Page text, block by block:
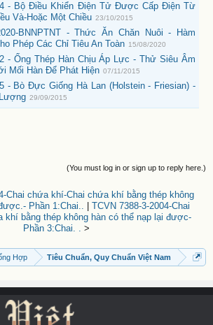
- Bộ Điều Khiển Điện Tử Được Cấp Điện Từ
Và-Hoặc Một Chiều 23/10/2015
BNNPTNT - Thức Ăn Chăn Nuôi - Hàm
Phép Các Chỉ Tiêu An Toàn 15/08/2020
- Ống Thép Hàn Chịu Áp Lực - Thử Siêu Âm
Mối Hàn Để Phát Hiện 07/11/2015
- Bò Đực Giống Hà Lan (Holstein - Friesian) -
29/09/2015
(You must log in or sign up to reply here.)
Chai chứa khí-Chai chứa khí bằng thép không
Phần 1:Chai..
TCVN 7388-3-2004-Chai
khí bằng thép không hàn có thể nạp lại được-
Phần 3:Chai. . >
Hợp Tiêu Chuẩn, Quy Chuẩn Việt Nam